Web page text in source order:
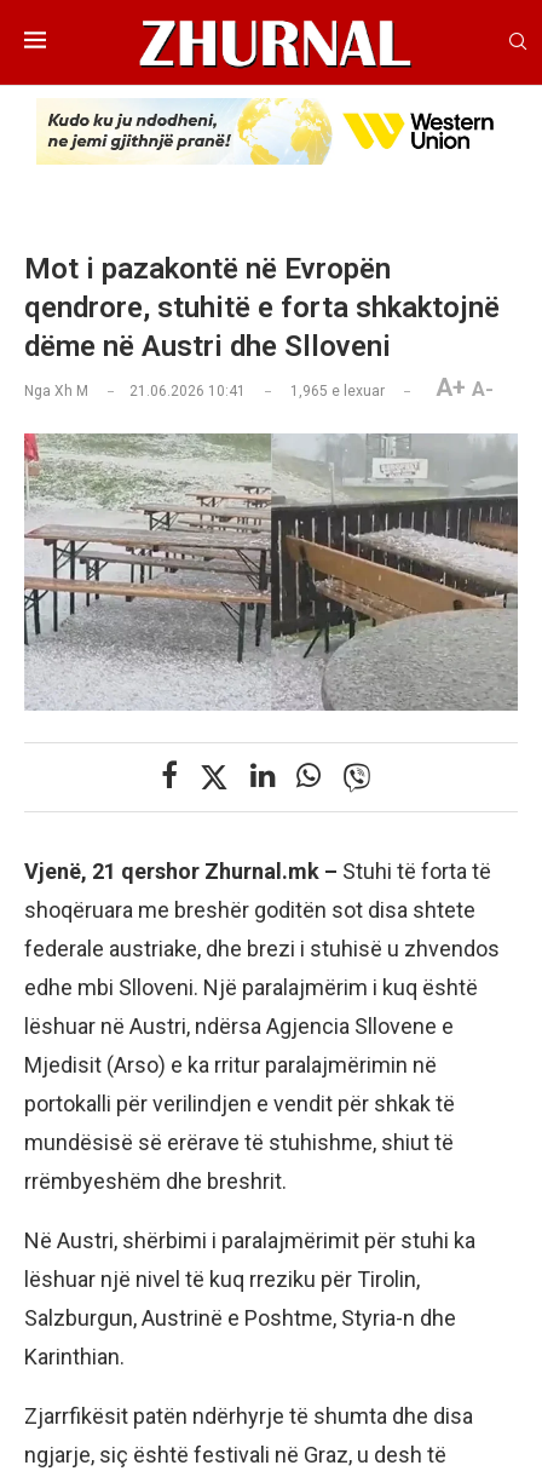
Mot i pazakontë në Evropën
qendrore, stuhitë e forta shkaktojnë
dëme në Austri dhe Slloveni
Nga Xh M 21.06.2026 10:41 1,965 e lexuar A+ A-
Vjenë, 21 qershor Zhurnal.mk – Stuhi të forta të
shoqëruara me breshër goditën sot disa shtete
federale austriake, dhe brezi i stuhisë u zhvendos
edhe mbi Slloveni. Një paralajmërim i kuq është
lëshuar në Austri, ndërsa Agjencia Sllovene e
Mjedisit (Arso) e ka rritur paralajmërimin në
portokalli për verilindjen e vendit për shkak të
mundësisë së erërave të stuhishme, shiut të
rrëmbyeshëm dhe breshrit.
Në Austri, shërbimi i paralajmërimit për stuhi ka
lëshuar një nivel të kuq rreziku për Tirolin,
Salzburgun, Austrinë e Poshtme, Styria-n dhe
Karinthian.
Zjarrfikësit patën ndërhyrje të shumta dhe disa
ngjarje, siç është festivali në Graz, u desh të